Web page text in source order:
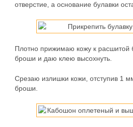
отверстие, а основание булавки
Плотно прижимаю кожу к расшитой
броши и даю клею высохнуть.
Срезаю излишки кожи, отступив 1
броши.